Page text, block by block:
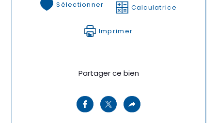
Sélectionner Calculatrice
Imprimer
Partager ce bien